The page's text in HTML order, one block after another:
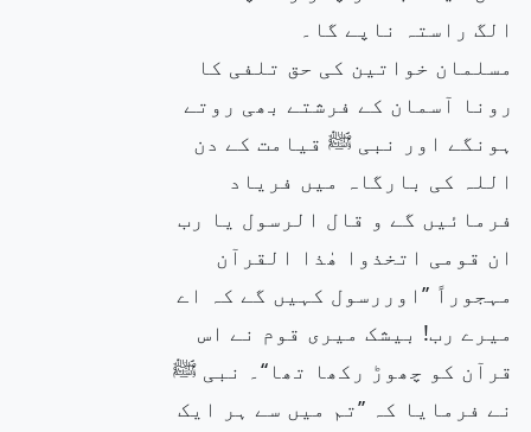
الگ راستہ ناپے گا۔
مسلمان خواتین کی حق تلفی کا
رونا آسمان کے فرشتے بھی روتے
ہونگے اور نبی ﷺ قیامت کے دن
اللہ کی بارگاہ میں فریاد
فرمائیں گے و قال الرسول یا رب
ان قومی اتخذوا ھٰذا القرآن
مہجوراً ’’اوررسول کہیں گے کہ اے
میرے رب! بیشک میری قوم نے اس
قرآن کو چھوڑ رکھا تھا‘‘۔ نبی ﷺ
نے فرمایا کہ ’’تم میں سے ہر ایک